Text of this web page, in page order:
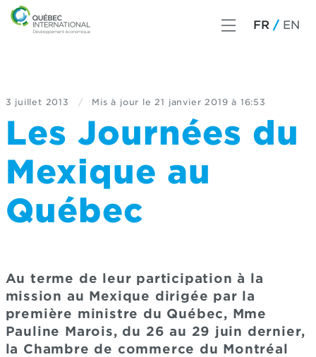
FR EN
3 juillet 2013 / Mis à jour le 21 janvier 2019 à 16:53
Les Journées du
Mexique au
Québec
Au terme de leur participation à la
mission au Mexique dirigée par la
première ministre du Québec, Mme
Pauline Marois, du 26 au 29 juin dernier,
la Chambre de commerce du Montréal